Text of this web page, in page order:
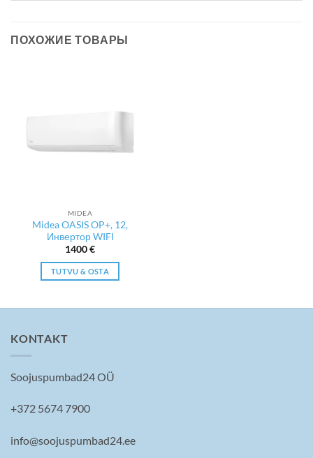
ПОХОЖИЕ ТОВАРЫ
MIDEA
Midea OASIS OP+, 12,
Инвертор WIFI
1400€
TUTVU & OSTA
KONTAKT
Soojuspumbad24 OÜ
+372 5674 7900
info@soojuspumbad24.ee